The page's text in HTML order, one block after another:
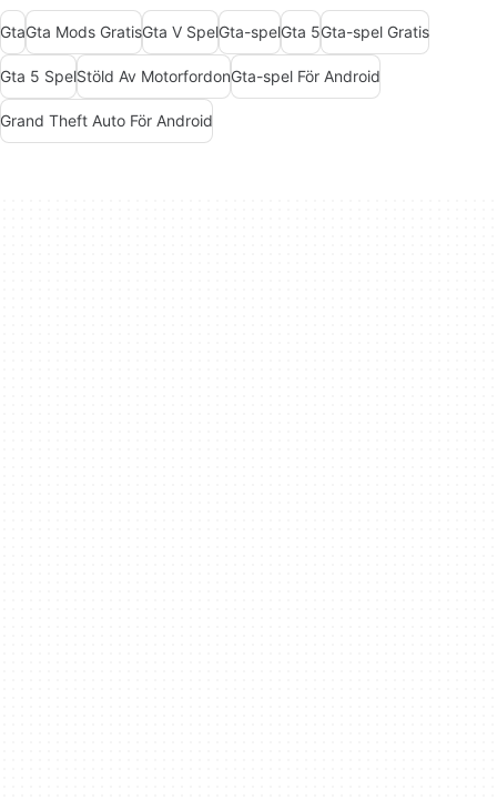
GtaGta Mods GratisGta V SpelGta-spelGta 5Gta-spel Gratis
Gta 5 SpelStöld Av MotorfordonGta-spel För Android
Grand Theft Auto För Android